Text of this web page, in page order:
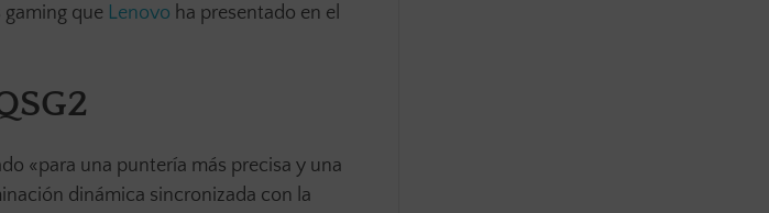
que Lenovo ha presentado en el
«para una puntería más precisa y una
dinámica sincronizada con la